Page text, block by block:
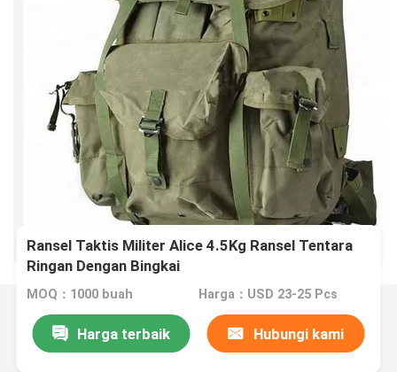
Ransel Taktis Militer Alice 4.5Kg Ransel Tentara
Ringan Dengan Bingkai
MOQ：1000 buah Harga：USD 23-25 Pcs
Harga terbaik Hubungi kami